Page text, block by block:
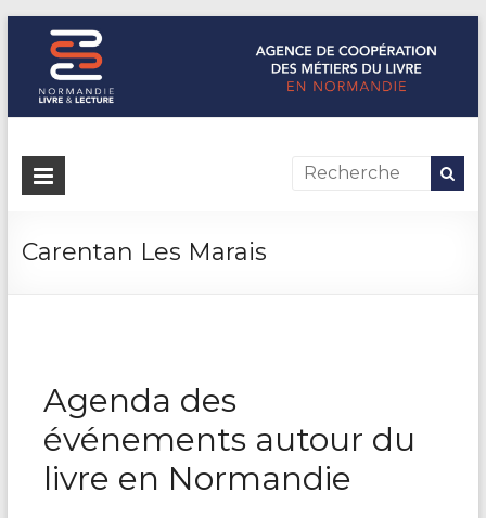
Normandie Livre & Lecture
L'agence de coopération des métiers du livre en Normandie
Carentan Les Marais
Agenda des
événements autour du
livre en Normandie